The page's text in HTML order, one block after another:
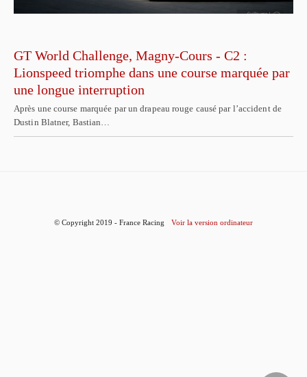
GT World Challenge, Magny-Cours - C2 :
Lionspeed triomphe dans une course marquée par
une longue interruption
Après une course marquée par un drapeau rouge causé par l’accident de
Dustin Blatner, Bastian…
© Copyright 2019 - France Racing Voir la version ordinateur